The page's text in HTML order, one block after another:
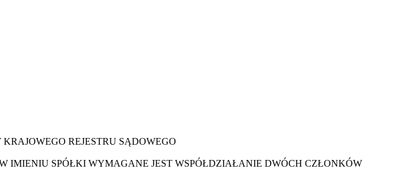
REJESTRU SĄDOWEGO
IMIENIU SPÓŁKI WYMAGANE JEST WSPÓŁDZIAŁANIE DWÓCH CZŁONKÓW